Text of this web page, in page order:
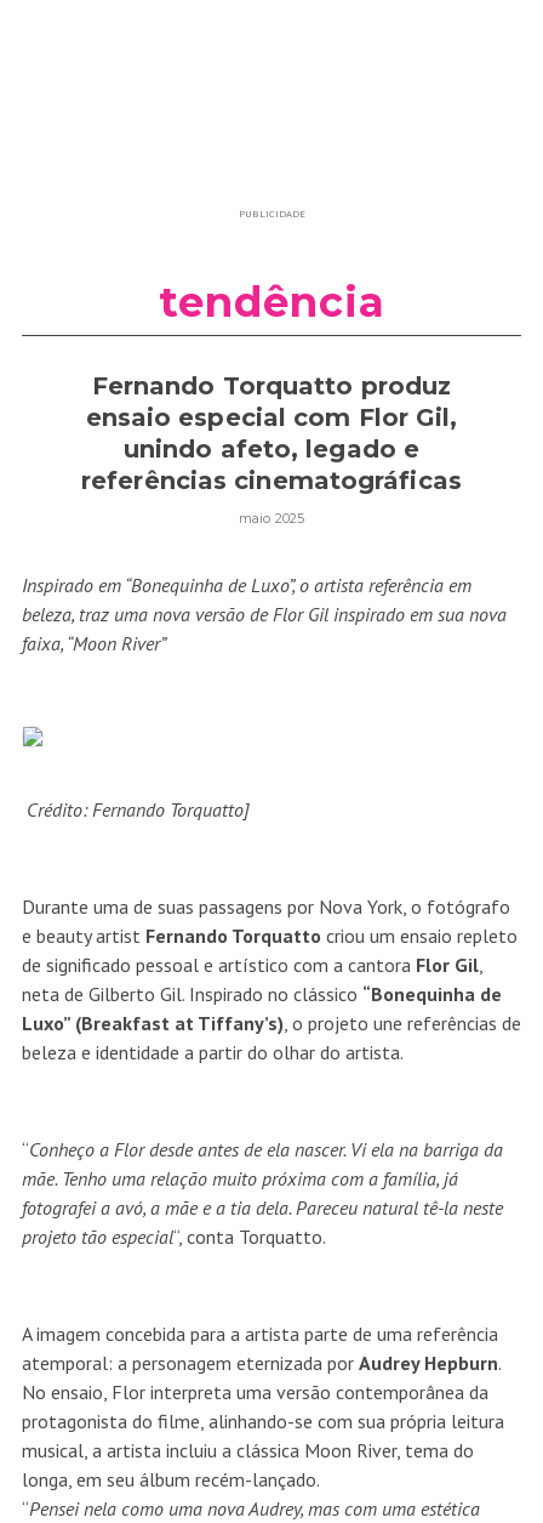
PUBLICIDADE
tendência
Fernando Torquatto produz
ensaio especial com Flor Gil,
unindo afeto, legado e
referências cinematográficas
maio 2025
Inspirado em “Bonequinha de Luxo”, o artista referência em
beleza, traz uma nova versão de Flor Gil inspirado em sua nova
faixa, “Moon River”
Crédito: Fernando Torquatto]
Durante uma de suas passagens por Nova York, o fotógrafo
e beauty artist Fernando Torquatto criou um ensaio repleto
de significado pessoal e artístico com a cantora Flor Gil,
neta de Gilberto Gil. Inspirado no clássico “Bonequinha de
Luxo” (Breakfast at Tiffany’s), o projeto une referências de
beleza e identidade a partir do olhar do artista.
“Conheço a Flor desde antes de ela nascer. Vi ela na barriga da
mãe. Tenho uma relação muito próxima com a família, já
fotografei a avó, a mãe e a tia dela. Pareceu natural tê-la neste
projeto tão especial“, conta Torquatto.
A imagem concebida para a artista parte de uma referência
atemporal: a personagem eternizada por Audrey Hepburn.
No ensaio, Flor interpreta uma versão contemporânea da
protagonista do filme, alinhando-se com sua própria leitura
musical, a artista incluiu a clássica Moon River, tema do
longa, em seu álbum recém-lançado.
“Pensei nela como uma nova Audrey, mas com uma estética